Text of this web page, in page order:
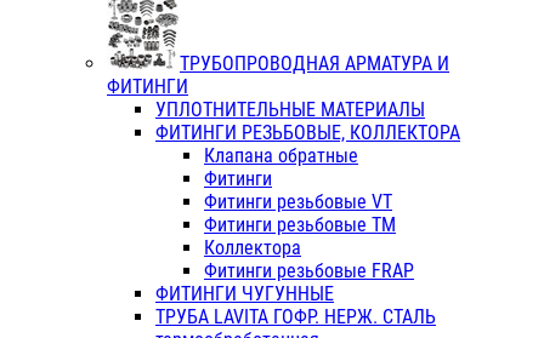
ТРУБОПРОВОДНАЯ АРМАТУРА И
ФИТИНГИ
УПЛОТНИТЕЛЬНЫЕ МАТЕРИАЛЫ
ФИТИНГИ РЕЗЬБОВЫЕ, КОЛЛЕКТОРА
Клапана обратные
Фитинги
Фитинги резьбовые VT
Фитинги резьбовые ТМ
Коллектора
Фитинги резьбовые FRAP
ФИТИНГИ ЧУГУННЫЕ
ТРУБА LAVITA ГОФР. НЕРЖ. СТАЛЬ